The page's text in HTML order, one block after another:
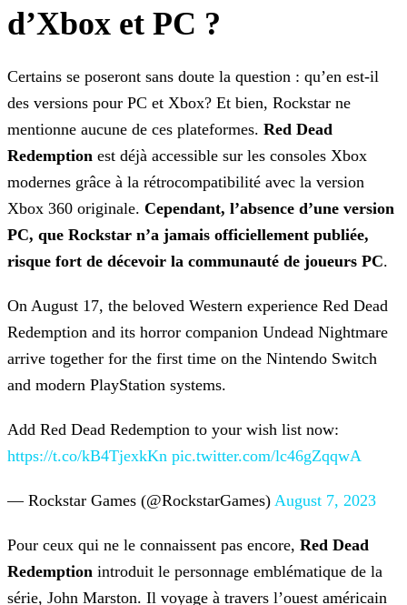
d’Xbox et PC ?
Certains se poseront sans doute la question : qu’en est-il
des versions pour PC et Xbox? Et bien, Rockstar ne
mentionne aucune de ces plateformes. Red Dead
Redemption est déjà accessible sur les consoles Xbox
modernes grâce à la rétrocompatibilité avec la version
Xbox 360 originale. Cependant, l’absence d’une version
PC, que Rockstar n’a jamais officiellement publiée,
risque fort de décevoir la communauté de joueurs PC.
On August 17, the beloved Western experience Red Dead
Redemption and its horror companion Undead Nightmare
arrive together for the first time on the Nintendo Switch
and modern PlayStation systems.
Add Red Dead Redemption to your wish list now:
https://t.co/kB4TjexkKn pic.twitter.com/lc46gZqqwA
— Rockstar Games (@RockstarGames) August 7, 2023
Pour ceux qui ne le connaissent pas encore, Red Dead
Redemption introduit le personnage emblématique de la
série, John Marston. Il voyage à travers l’ouest américain